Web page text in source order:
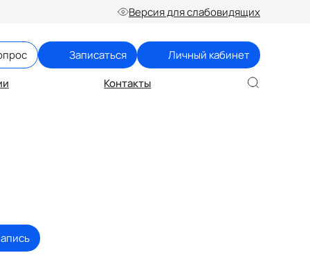
Версия для слабовидящих
Записаться
Личный кабинет
Контакты